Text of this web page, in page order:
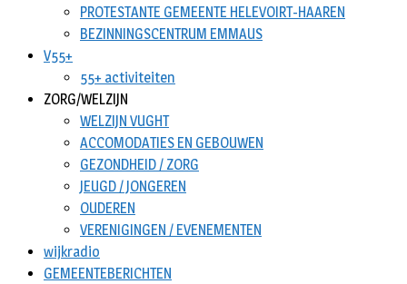
PROTESTANTE GEMEENTE HELEVOIRT-HAAREN
BEZINNINGSCENTRUM EMMAUS
V55+
55+ activiteiten
ZORG/WELZIJN
WELZIJN VUGHT
ACCOMODATIES EN GEBOUWEN
GEZONDHEID / ZORG
JEUGD / JONGEREN
OUDEREN
VERENIGINGEN / EVENEMENTEN
wijkradio
GEMEENTEBERICHTEN